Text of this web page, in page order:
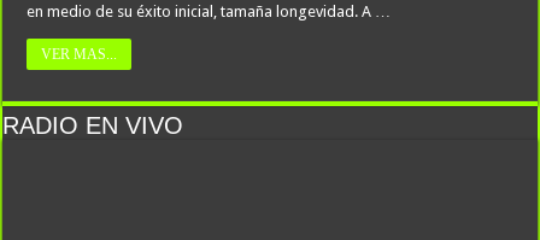
en medio de su éxito inicial, tamaña longevidad. A …
VER MAS...
RADIO EN VIVO